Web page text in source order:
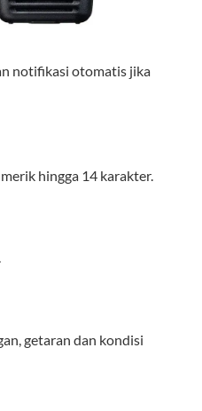
notifikasi otomatis jika
hingga 14 karakter.
getaran dan kondisi